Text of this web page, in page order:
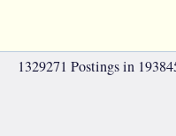
1329271 Postings in